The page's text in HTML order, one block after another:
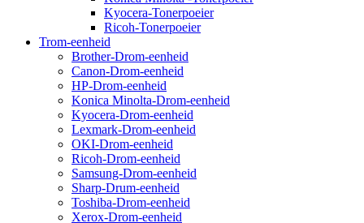
Kyocera-Tonerpoeier
Ricoh-Tonerpoeier
Trom-eenheid
Brother-Drom-eenheid
Canon-Drom-eenheid
HP-Drom-eenheid
Konica Minolta-Drom-eenheid
Kyocera-Drom-eenheid
Lexmark-Drom-eenheid
OKI-Drom-eenheid
Ricoh-Drom-eenheid
Samsung-Drom-eenheid
Sharp-Drum-eenheid
Toshiba-Drom-eenheid
Xerox-Drom-eenheid